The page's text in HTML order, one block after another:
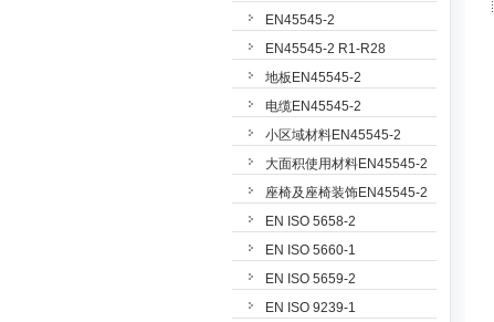
EN45545-2
EN45545-2 R1-R28
地板EN45545-2
电缆EN45545-2
小区域材料EN45545-2
大面积使用材料EN45545-2
座椅及座椅装饰EN45545-2
EN ISO 5658-2
EN ISO 5660-1
EN ISO 5659-2
EN ISO 9239-1